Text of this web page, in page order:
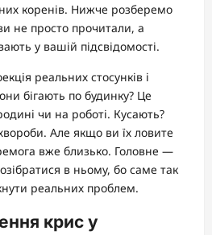
коренів. Нижче розберемо
не просто прочитали, а
у вашій підсвідомості.
реальних стосунків і
бігають по будинку? Це
чи на роботі. Кусають?
Але якщо ви їх ловите
вже близько. Головне —
в ньому, бо саме так
реальних проблем.
крис у